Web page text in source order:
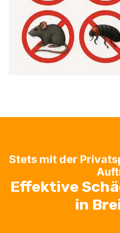
Stets mit der
Effektive
in